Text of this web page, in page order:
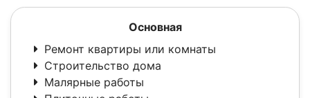
Основная
Ремонт квартиры или комнаты
Строительство дома
Малярные работы